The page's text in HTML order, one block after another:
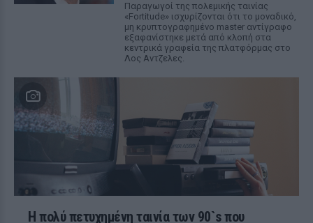
Παραγωγοί της πολεμικής ταινίας
«Fortitude» ισχυρίζονται ότι το μοναδικό,
μη κρυπτογραφημένο master αντίγραφο
εξαφανίστηκε μετά από κλοπή στα
κεντρικά γραφεία της πλατφόρμας στο
Λος Αντζελες.
Η πολύ πετυχημένη ταινία των 90`s που